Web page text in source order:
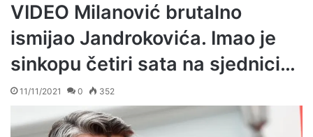
VIDEO Milanović brutalno
ismijao Jandrokovića. Imao je
sinkopu četiri sata na sjednici…
11/11/2021 0 352